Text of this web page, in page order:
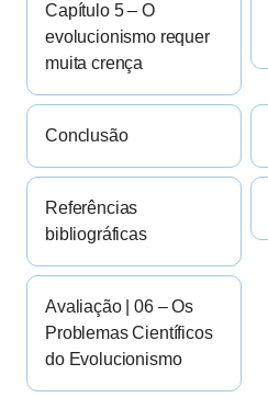
Capítulo 5 – O
evolucionismo requer
muita crença
Conclusão
Referências
bibliográficas
Avaliação | 06 – Os
Problemas Científicos
do Evolucionismo